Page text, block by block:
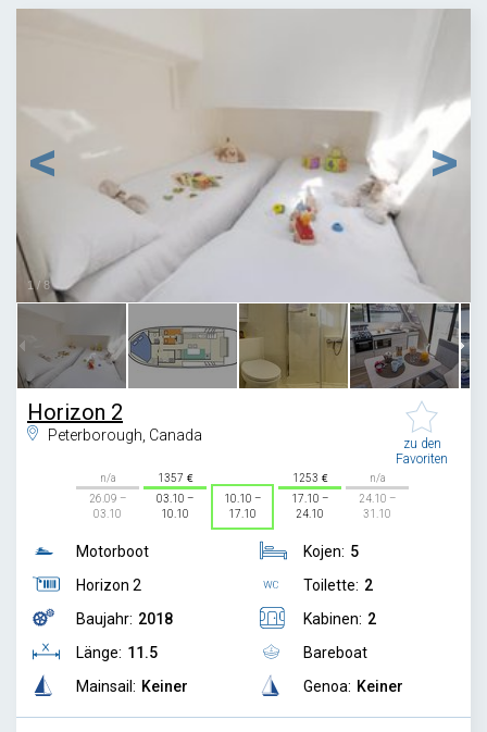
1/8
Horizon 2
Peterborough, Canada
zu den
Favoriten
n/a
26.09 –
03.10
1357
03.10 –
10.10
10.10 –
17.10
1253
17.10 –
24.10
n/a
24.10 –
31.10
Motorboot
Horizon 2
Baujahr: 2018
Länge: 11.5
Mainsail: Keiner
Kojen: 5
Toilette: 2
Kabinen: 2
Bareboat
Genoa: Keiner